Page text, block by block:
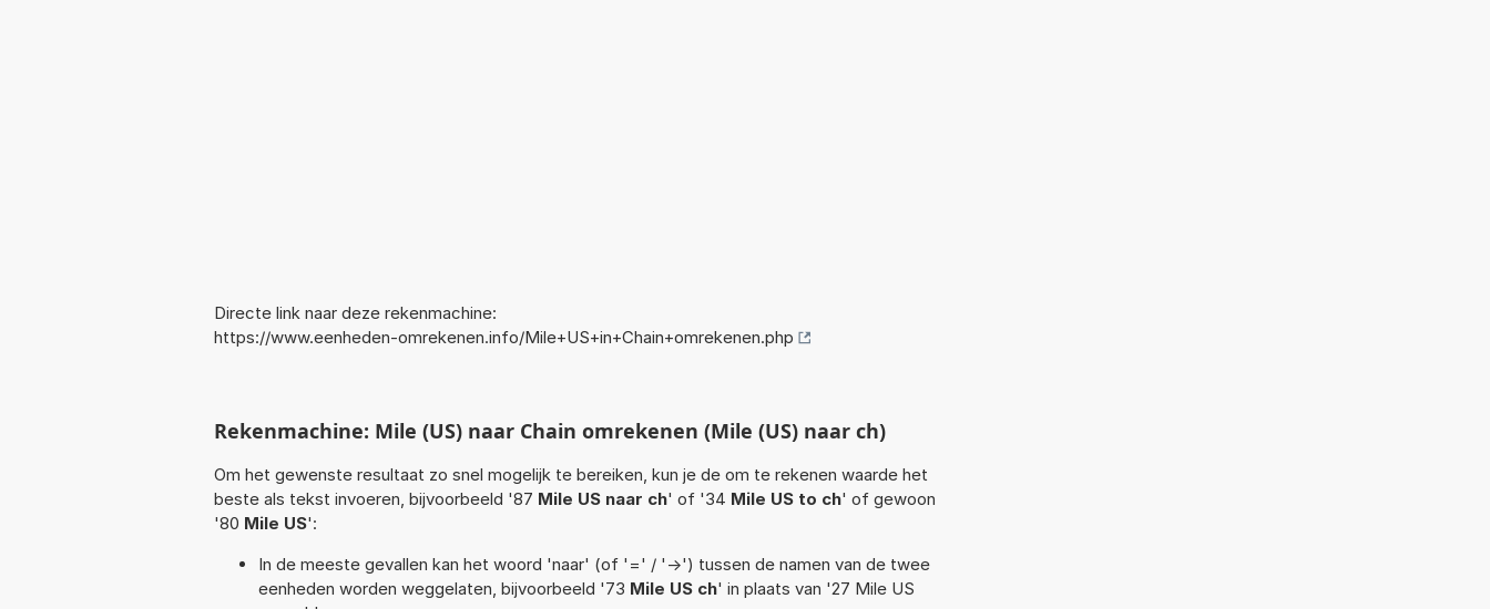
Directe link naar deze rekenmachine:
https://www.eenheden-omrekenen.info/Mile+US+in+Chain+omrekenen.php
Rekenmachine: Mile (US) naar Chain omrekenen (Mile (US) naar ch)
Om het gewenste resultaat zo snel mogelijk te bereiken, kun je de om te rekenen waarde het
beste als tekst invoeren, bijvoorbeeld '87 Mile US naar ch' of '34 Mile US to ch' of gewoon
'80 Mile US':
In de meeste gevallen kan het woord 'naar' (of '=' / '->') tussen de namen van de twee
eenheden worden weggelaten, bijvoorbeeld '73 Mile US ch' in plaats van '27 Mile US